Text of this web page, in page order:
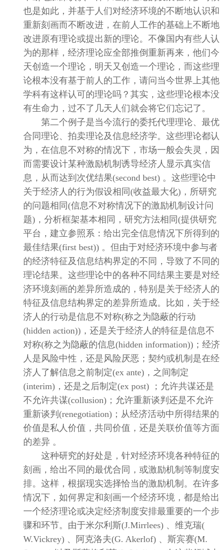
也是如此，并基于人们对经济环境的不断地认识和
重新刻画而不断改进，在前人工作的基础上不断地
改进原有理论或提出新的理论。不像国内有些人认
为的那样，经济理论应全部推倒重新再来，他们今
天创造一个理论，明天又创造一个理论，而这些理
论根本没有基于前人的工作，请问当今世界上其他
学科有这样认可的理论吗？其实，这些理论根本没
有生命力，过不了几天人们就会将它们忘记了。
第二个例子是当今流行的委托代理理论、最优
合同理论、拍卖理论及信息经济学。这些理论都认
为，在信息不对称的情况下，市场一般会失灵，因
而需要设计某种激励机制诱导经济人显示真实信
息，从而达到次优结果(second best) 。这些理论中
关于经济人的行为假设相同(收益最大化) ，所研究
的问题相同(信息不对称情况下的激励机制设计问
题) ，分析框架基本相同，研究方法相同(提供研究
平台，建立参照系：给出完全信息情况下所得到的
最佳结果(first best)) 。但由于对经济环境中参与者
的经济特征及信息结构界定的不同，导致了不同的
理论结果。这些理论中的各种不同结果主要是对经
济环境刻画的差异所造成的，特别是关于经济人的
特征及信息结构界定的差异所造成。比如，关于经
济人的行动是信息不对称(称之为隐蔽的行动
(hidden action)) ，还是关于经济人的特征是信息不
对称(称之为隐蔽的信息(hidden information)) ；经济
人是风险中性，还是风险厌恶；契约或机制是在经
济人了解信息之前制定(ex ante) ，之间制定
(interim) ，还是之后制定(ex post)
；允许共谋还是
不允许共谋(collusion) ；允许重新谈判还是不允许
重新谈判 (renegotiation) ；从经济活动中所得结果的
价值是私人价值，共同价值，还是关联价值等方面
的差异 。
这种研究的好处是，针对经济环境各种特征的
刻画，给出不同的最优合同，或激励机制等制度安
排。这样，根据现实选择恰当的激励机制。在许多
情况下，如何界定和刻画一个经济环境，都是给出
一个经济理论或决定经济制度安排最重要的一个步
骤和环节。由于米尔利斯(J.Mirrlees) 、维克瑞(
W.Vickrey) 、阿克洛夫(G. Akerlof) 、斯宾赛(M.